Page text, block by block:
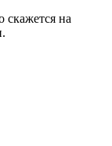
скажется на